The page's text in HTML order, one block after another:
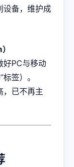
设备，维护成
好PC与移动
签）。
，已不再主